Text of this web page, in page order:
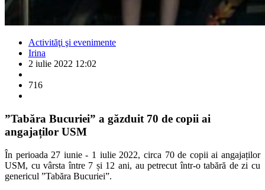
Activităţi şi evenimente
Irina
2 iulie 2022 12:02
716
”Tabăra Bucuriei” a găzduit 70 de copii ai
angajaților USM
În perioada 27 iunie - 1 iulie 2022, circa 70 de copii ai angajaților
USM, cu vârsta între 7 și 12 ani, au petrecut într-o tabără de zi cu
genericul ”Tabăra Bucuriei”.